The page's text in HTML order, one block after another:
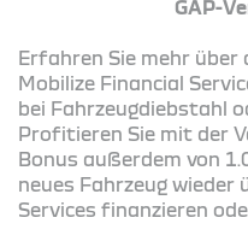
GAP-
Erfahren Sie mehr über
Mobilize Financial
bei Fahrzeugdiebstahl
Profitieren Sie mit der
Bonus außerdem von
neues Fahrzeug wieder
Services finanzieren